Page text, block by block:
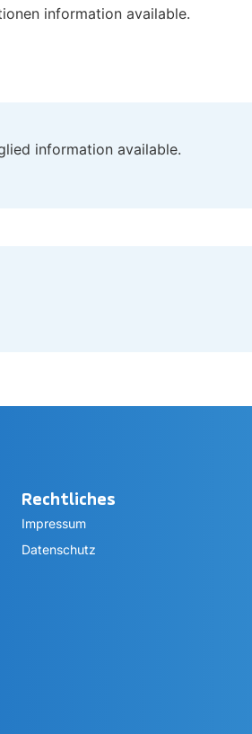
information available.
information available.
Rechtliches
Impressum
Datenschutz